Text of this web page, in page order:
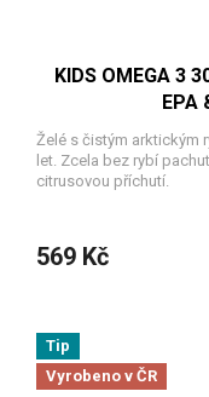
KIDS OMEGA 3
EPA
Želé s čistým arktickým
let. Zcela bez rybí
citrusovou příchutí.
569 Kč
Tip
Vyrobeno v ČR